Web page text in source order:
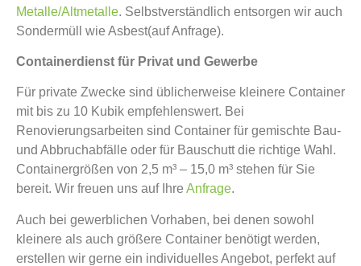
Metalle/Altmetalle. Selbstverständlich entsorgen wir auch
Sondermüll wie Asbest(auf Anfrage).
Containerdienst für Privat und Gewerbe
Für private Zwecke sind üblicherweise kleinere Container
mit bis zu 10 Kubik empfehlenswert. Bei
Renovierungsarbeiten sind Container für gemischte Bau-
und Abbruchabfälle oder für Bauschutt die richtige Wahl.
Containergrößen von 2,5 m³ – 15,0 m³ stehen für Sie
bereit. Wir freuen uns auf Ihre Anfrage.
Auch bei gewerblichen Vorhaben, bei denen sowohl
kleinere als auch größere Container benötigt werden,
erstellen wir gerne ein individuelles Angebot, perfekt auf